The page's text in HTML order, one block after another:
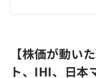
【株価が動い
ト、IHI、日本